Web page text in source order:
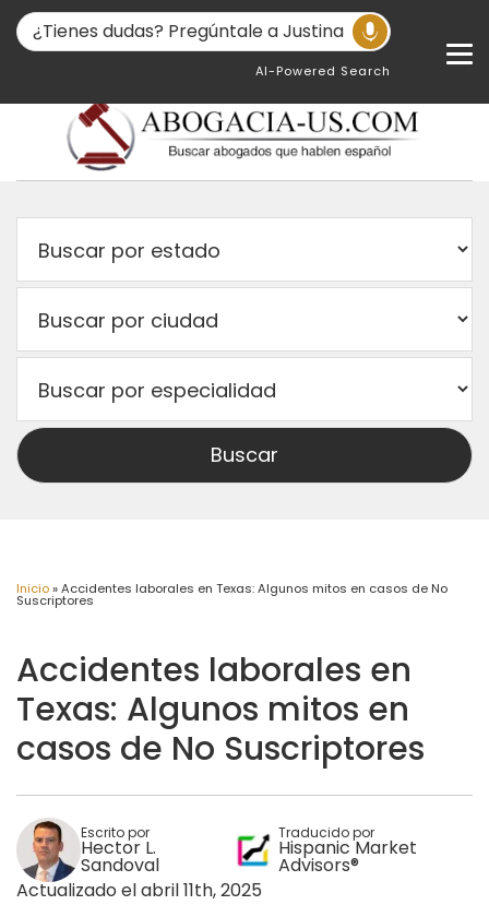
AI-Powered Search
Inicio»Accidentes laborales en Texas: Algunos mitos en casos de No
Suscriptores
Accidentes laborales en
Texas: Algunos mitos en
casos de No Suscriptores
Escrito por
Hector L.
Sandoval
Traducido por
Hispanic Market
Advisors®
Actualizado el abril 11th, 2025